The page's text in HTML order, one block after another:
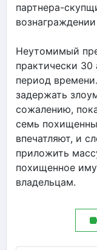
партнера-
Неутомимый
практически 30
период
задержать
сожалению,
семь
впечатляют, и
приложить
похищенное
владельцам.